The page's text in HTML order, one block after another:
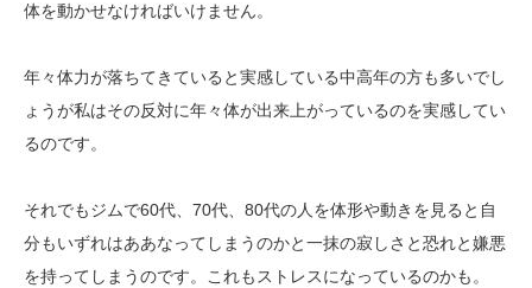
体を動かせなければいけません。
年々体力が落ちてきていると実感している中高年の方も多いでし
ょうが私はその反対に年々体が出来上がっているのを実感してい
るのです。
それでもジムで60代、70代、80代の人を体形や動きを見ると自
分もいずれはああなってしまうのかと一抹の寂しさと恐れと嫌悪
を持ってしまうのです。これもストレスになっているのかも。